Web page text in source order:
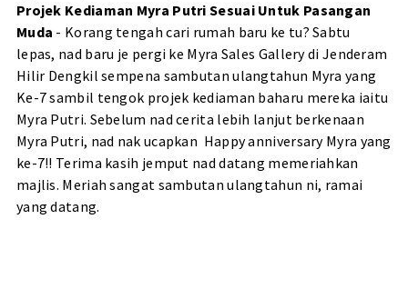
Projek Kediaman Myra Putri Sesuai Untuk Pasangan
Muda - Korang tengah cari rumah baru ke tu? Sabtu
lepas, nad baru je pergi ke Myra Sales Gallery di Jenderam
Hilir Dengkil sempena sambutan ulangtahun Myra yang
Ke-7 sambil tengok projek kediaman baharu mereka iaitu
Myra Putri. Sebelum nad cerita lebih lanjut berkenaan
Myra Putri, nad nak ucapkan Happy anniversary Myra yang
ke-7!! Terima kasih jemput nad datang memeriahkan
majlis. Meriah sangat sambutan ulangtahun ni, ramai
yang datang.